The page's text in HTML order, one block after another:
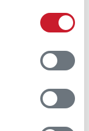
Zeitraum